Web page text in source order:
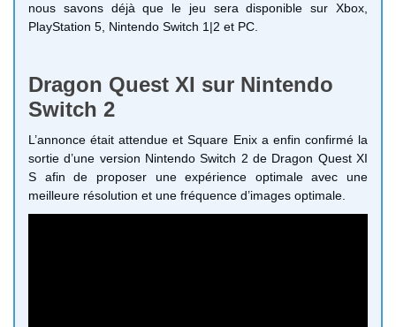
nous savons déjà que le jeu sera disponible sur Xbox,
PlayStation 5, Nintendo Switch 1|2 et PC.
Dragon Quest XI sur Nintendo
Switch 2
L’annonce était attendue et Square Enix a enfin confirmé la
sortie d’une version Nintendo Switch 2 de Dragon Quest XI
S afin de proposer une expérience optimale avec une
meilleure résolution et une fréquence d’images optimale.